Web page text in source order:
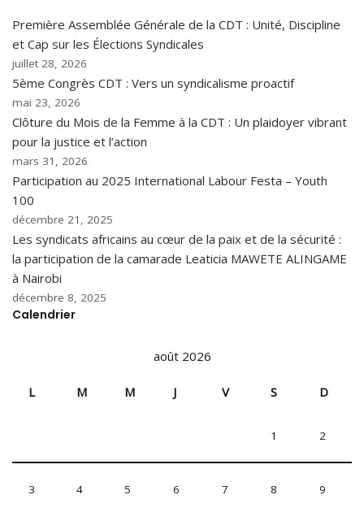
Première Assemblée Générale de la CDT : Unité, Discipline
et Cap sur les Élections Syndicales
juillet 28, 2026
5ème Congrès CDT : Vers un syndicalisme proactif
mai 23, 2026
Clôture du Mois de la Femme à la CDT : Un plaidoyer vibrant
pour la justice et l’action
mars 31, 2026
Participation au 2025 International Labour Festa – Youth
100
décembre 21, 2025
Les syndicats africains au cœur de la paix et de la sécurité :
la participation de la camarade Leaticia MAWETE ALINGAME
à Nairobi
décembre 8, 2025
Calendrier
août 2026
L M M J V S D
1 2
3 4 5 6 7 8 9